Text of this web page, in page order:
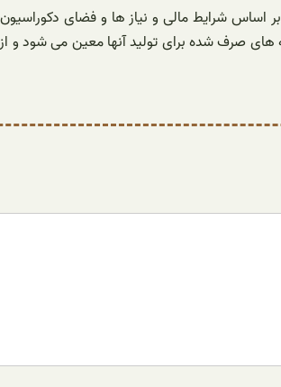
اساس شرایط مالی و نیاز ها و فضای
صرف شده برای تولید آنها معین می شود و از